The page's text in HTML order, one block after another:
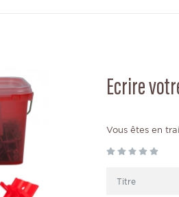
Ecrire
Vous êtes en